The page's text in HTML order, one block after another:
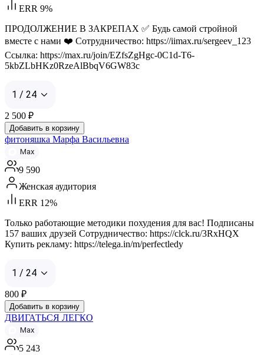
ERR 9%
ПРОДОЛЖЕНИЕ В ЗАКРЕПАХ ✅ Будь самой стройной
вместе с нами ❤️ Сотрудничество: https://iimax.ru/sergeev_123
Ссылка: https://max.ru/join/EZfsZgHgc-0C1d-T6-
5kbZLbHKz0RzeAlBbqV6GW83c
1 / 24
2 500 ₽
Добавить в корзину
фитоняшка Марфа Васильевна
Max
9 590
Женская аудитория
ERR 12%
Только работающие методики похудения для вас! Подписаны
157 ваших друзей Сотрудничество: https://clck.ru/3RxHQX
Купить рекламу: https://telega.in/m/perfectledy
1 / 24
800 ₽
Добавить в корзину
ДВИГАТЬСЯ ЛЕГКО
Max
5 243